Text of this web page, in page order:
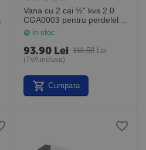
Vana cu 2 cai ½" kvs 2.0
CGA0003 pentru perdelele
de aer GUARD
in stoc
111.50 Lei
93.90 Lei
(TVA inclusa)
Cumpara